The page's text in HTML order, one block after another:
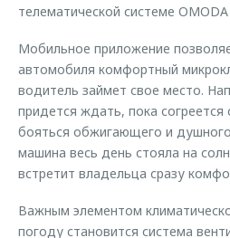
телематической системе
Мобильное приложение
автомобиля комфортный
водитель займет свое место.
придется ждать, пока
бояться обжигающего и
машина весь день стояла на
встретит владельца сразу
Важным элементом
погоду становится система